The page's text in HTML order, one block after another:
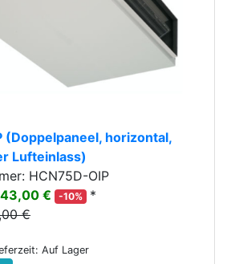
(Doppelpaneel, horizontal,
Lufteinlass)
HCN75D-OIP
€
-10%
*
€
Auf Lager